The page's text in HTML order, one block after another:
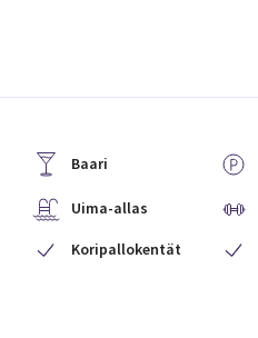
Baari
Uima-allas
Koripallokentät